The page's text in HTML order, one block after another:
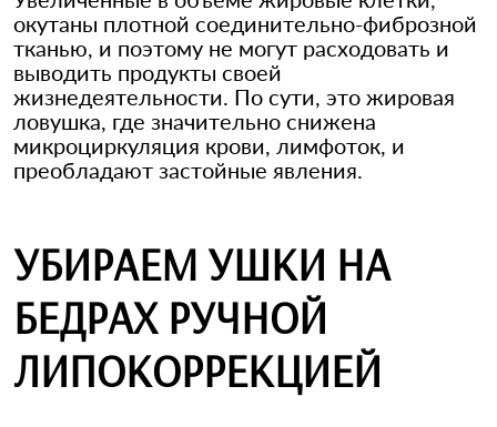
окутаны плотной соединительно-фиброзной
тканью, и поэтому не могут расходовать и
выводить продукты своей
жизнедеятельности. По сути, это жировая
ловушка, где значительно снижена
микроциркуляция крови, лимфоток, и
преобладают застойные явления.
УБИРАЕМ УШКИ НА
БЕДРАХ РУЧНОЙ
ЛИПОКОРРЕКЦИЕЙ